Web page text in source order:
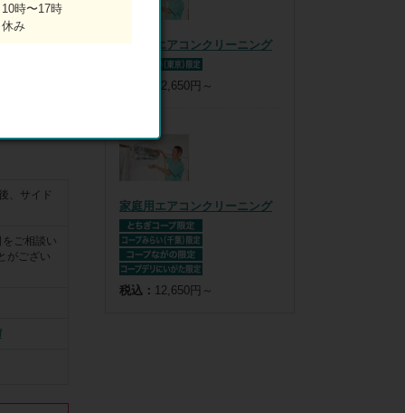
用条件に
、サイド
ご相談い
がござい
家庭用エアコンクリーニング
12,650円～
家庭用エアコンクリーニング
税込： 12,650円～
時〜17時
休み